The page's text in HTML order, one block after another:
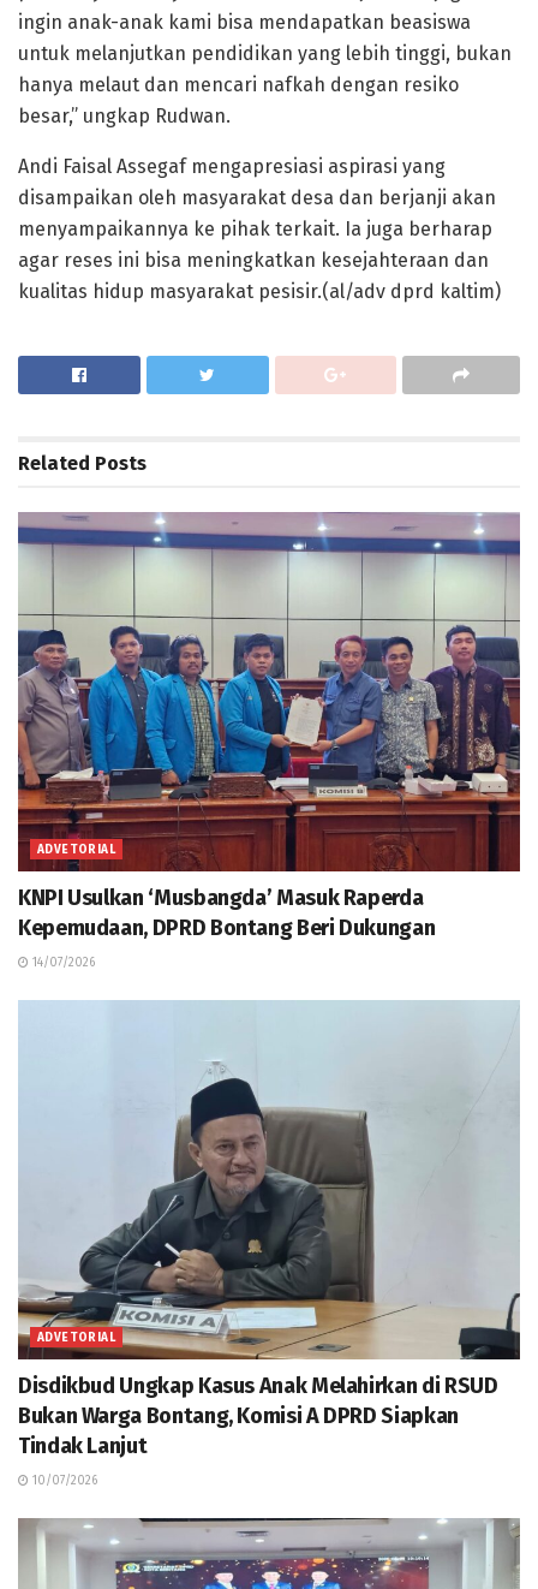
ingin anak-anak kami bisa mendapatkan beasiswa
untuk melanjutkan pendidikan yang lebih tinggi, bukan
hanya melaut dan mencari nafkah dengan resiko
besar,” ungkap Rudwan.
Andi Faisal Assegaf mengapresiasi aspirasi yang
disampaikan oleh masyarakat desa dan berjanji akan
menyampaikannya ke pihak terkait. Ia juga berharap
agar reses ini bisa meningkatkan kesejahteraan dan
kualitas hidup masyarakat pesisir.(al/adv dprd kaltim)
Related Posts
ADVETORIAL
KNPI Usulkan ‘Musbangda’ Masuk Raperda
Kepemudaan, DPRD Bontang Beri Dukungan
14/07/2026
ADVETORIAL
Disdikbud Ungkap Kasus Anak Melahirkan di RSUD
Bukan Warga Bontang, Komisi A DPRD Siapkan
Tindak Lanjut
10/07/2026